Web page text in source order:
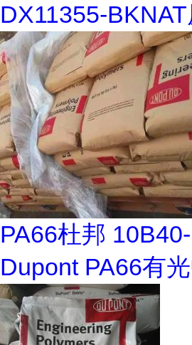
DX11355-
PA66杜邦
Dupont PA66有